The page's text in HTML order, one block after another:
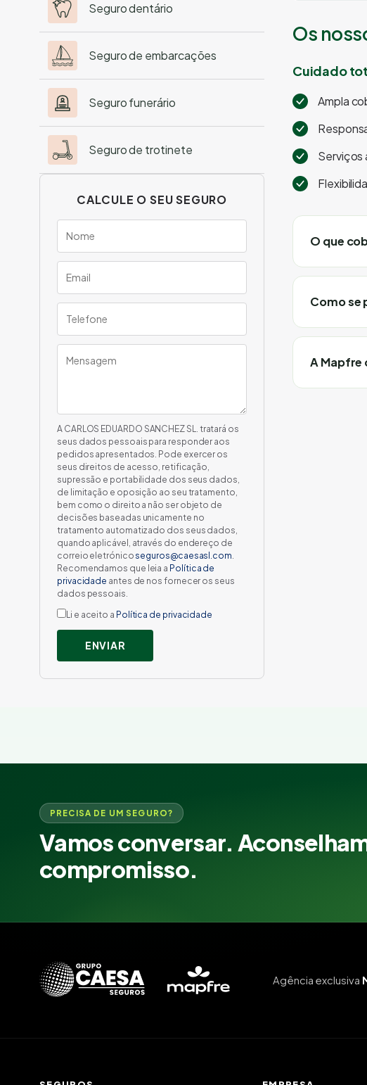
Seguro dentário
Seguro de embarcações
Seguro funerário
Seguro de trotinete
CALCULE O SEU SEGURO
A CARLOS EDUARDO SANCHEZ SL. tratará os
seus dados pessoais para responder aos
pedidos apresentados. Pode exercer os
seus direitos de acesso, retificação,
supressão e portabilidade dos seus dados,
de limitação e oposição ao seu tratamento,
bem como o direito a não ser objeto de
decisões baseadas unicamente no
tratamento automatizado dos seus dados,
quando aplicável, através do endereço de
correio eletrónico seguros@caesasl.com.
Recomendamos que leia a Política de
privacidade antes de nos fornecer os seus
dados pessoais.
Li e aceito a Política de privacidade
ENVIAR
Os
Cuidado
Ampla
Serviços
O que
Como se
A Mapfre
PRECISA DE UM SEGURO?
Vamos conversar.
compromisso.
Agência exclusiva